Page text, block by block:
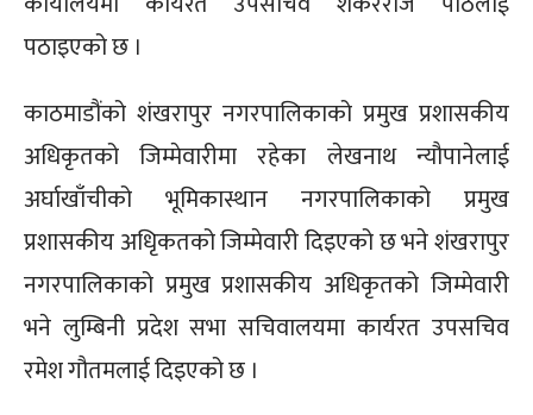
पठाइएको छ ।
काठमाडौंको शंखरापुर नगरपालिकाको प्रमुख प्रशासकीय
अधिकृतको जिम्मेवारीमा रहेका लेखनाथ न्यौपानेलाई
अर्घाखाँचीको भूमिकास्थान नगरपालिकाको प्रमुख
प्रशासकीय अधिृकतको जिम्मेवारी दिइएको छ भने शंखरापुर
नगरपालिकाको प्रमुख प्रशासकीय अधिकृतको जिम्मेवारी
भने लुम्बिनी प्रदेश सभा सचिवालयमा कार्यरत उपसचिव
रमेश गौतमलाई दिइएको छ ।